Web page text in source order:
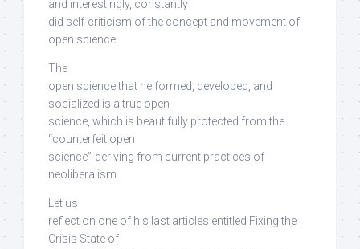
and interestingly, constantly
did self-criticism of the concept and movement of
open science.
The
open science that he formed, developed, and
socialized is a true open
science, which is beautifully protected from the
“counterfeit open
science”-deriving from current practices of
neoliberalism
Let us
reflect on one of his last articles entitled Fixing the
Crisis State of